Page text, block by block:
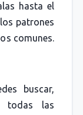
hasta el
patrones
comunes.
buscar,
todas las